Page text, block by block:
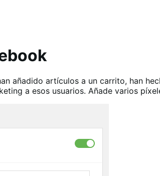
añadido artículos a un carrito, han
a esos usuarios. Añade varios